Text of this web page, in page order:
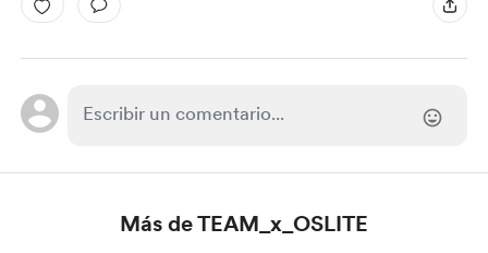
Más de TEAM_x_OSLITE